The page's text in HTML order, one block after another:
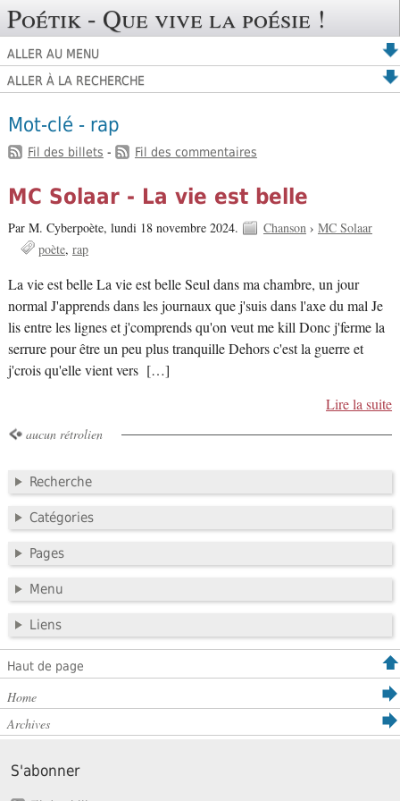
Poétik - Que vive la poésie !
ALLER AU MENU
ALLER À LA RECHERCHE
Mot-clé - rap
Fil des billets - Fil des commentaires
MC Solaar - La vie est belle
Par M. Cyberpoète, lundi 18 novembre 2024. Chanson › MC Solaar
poète rap
La vie est belle La vie est belle Seul dans ma chambre, un jour
normal J'apprends dans les journaux que j'suis dans l'axe du mal Je
lis entre les lignes et j'comprends qu'on veut me kill Donc j'ferme la
serrure pour être un peu plus tranquille Dehors c'est la guerre et
j'crois qu'elle vient vers […]
Lire la suite
aucun rétrolien
Recherche
Catégories
Pages
Menu
Liens
Haut de page
Home
Archives
S'abonner